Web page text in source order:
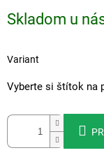
cena:
Skladom u
Variant
Vyberte si štítok na